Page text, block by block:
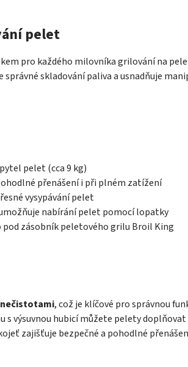
pelet
pro každého milovníka grilování na
skladování paliva a usnadňuje
pelet (cca 9 kg)
přenášení i při plném zatížení
vysypávání pelet
nabírání pelet pomocí lopatky
zásobník peletového grilu Broil King
, což je klíčové pro správnou
s výsuvnou hubicí můžete pelety
zajišťuje bezpečné a pohodlné